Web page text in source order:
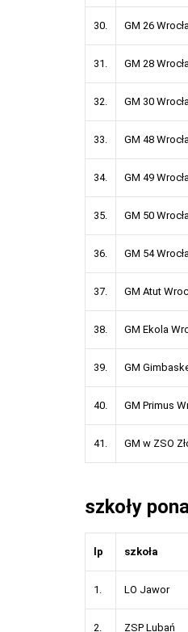
30. GM 26
31. GM 28
32. GM 30
33. GM 48
34. GM 49
35. GM 50
36. GM 54
37. GM Atut
38. GM Ekola
39. GM
40. GM Primus
41. GM w ZSO
szkoły
lp szkoła
1. LO Jawor
2. ZSP Lubań